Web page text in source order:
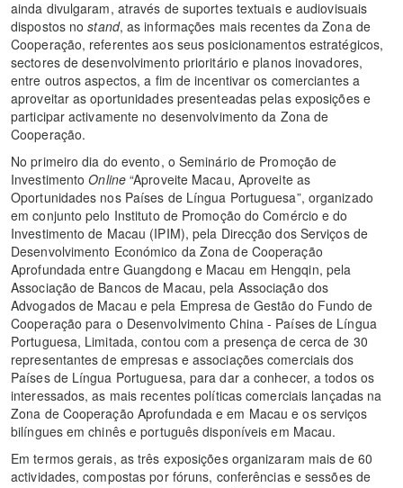
ainda divulgaram, através de suportes textuais e audiovisuais
dispostos nostand, as informações mais recentes da Zona de
Cooperação, referentes aos seus posicionamentos estratégicos,
sectores de desenvolvimento prioritário e planos inovadores,
entre outros aspectos, a fim de incentivar os comerciantes a
aproveitar as oportunidades presenteadas pelas exposições e
participar activamente no desenvolvimento da Zona de
Cooperação.
No primeiro dia do evento, o Seminário de Promoção de
InvestimentoOnline“Aproveite Macau, Aproveite as
Oportunidades nos Países de Língua Portuguesa”, organizado
em conjunto pelo Instituto de Promoção do Comércio e do
Investimento de Macau (IPIM), pela Direcção dos Serviços de
Desenvolvimento Económico da Zona de Cooperação
Aprofundada entre Guangdong e Macau em Hengqin, pela
Associação de Bancos de Macau, pela Associação dos
Advogados de Macau e pela Empresa de Gestão do Fundo de
Cooperação para o Desenvolvimento China - Países de Língua
Portuguesa, Limitada, contou com a presença de cerca de 30
representantes de empresas e associações comerciais dos
Países de Língua Portuguesa, para dar a conhecer, a todos os
interessados, as mais recentes políticas comerciais lançadas na
Zona de Cooperação Aprofundada e em Macau e os serviços
bilíngues em chinês e português disponíveis em Macau.
Em termos gerais, as três exposições organizaram mais de 60
actividades, compostas por fóruns, conferências e sessões de